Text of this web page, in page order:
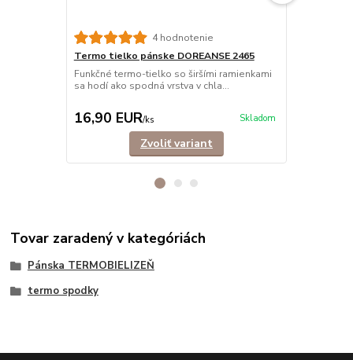
4 hodnotenie
Termo tielko pánske DOREANSE 2465
Funkčné termo-tielko so širšími ramienkami
sa hodí ako spodná vrstva v chla...
16,90 EUR/ks Skladom
Zvoliť variant
Tovar zaradený v kategóriách
Pánska TERMOBIELIZEŇ
termo spodky